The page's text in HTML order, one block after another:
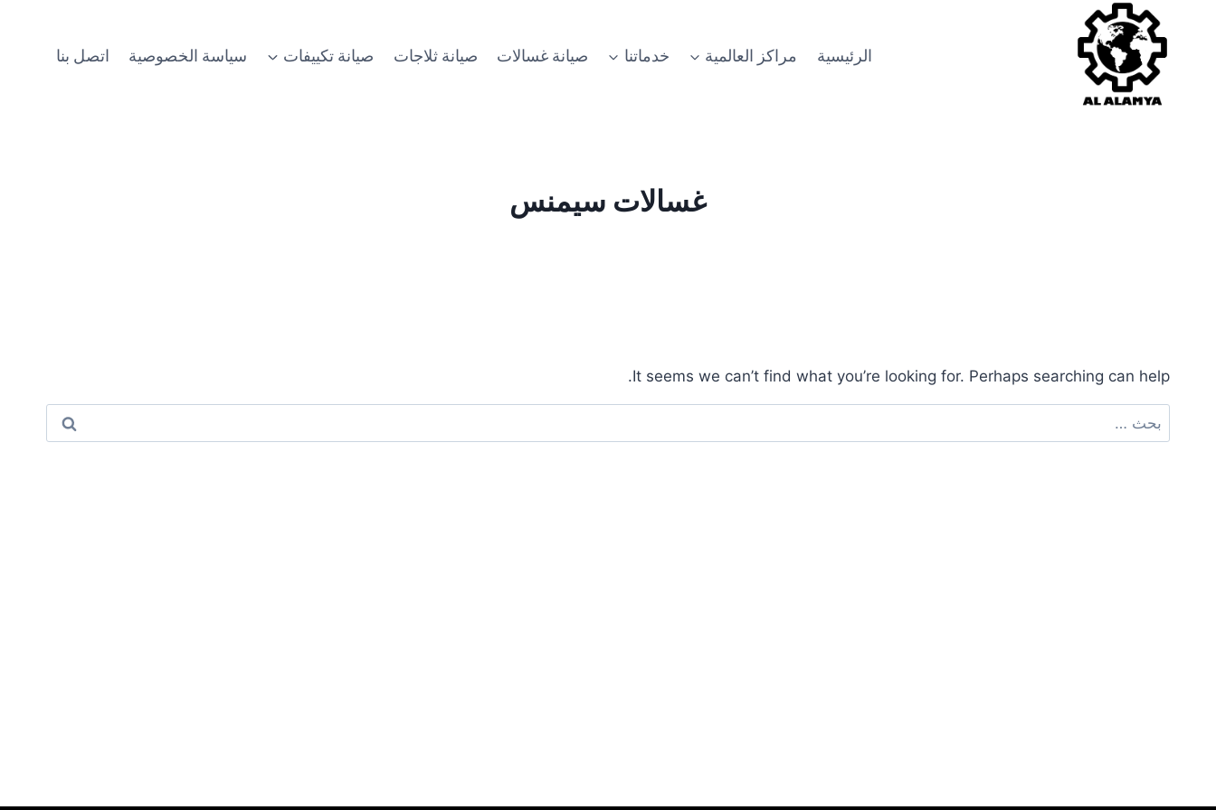
الرئيسية مراكز العالمية خدماتنا صيانة غسالات صيانة ثلاجات صيانة تكييفات سياسة الخصوصية اتصل بنا
غسالات سيمنس
It seems we can’t find what you’re looking for. Perhaps searching can help.